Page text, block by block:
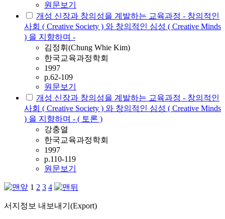
원문보기
개성 신장과 창의성을 계발하는 교육과정 - 창의적인
사회 ( Creative Society ) 와 창의적인 심성 ( Creative Minds
) 을 지향하며 -
김정휘(Chung Whie Kim)
한국교육과정학회
1997
p.62-109
원문보기
개성 신장과 창의성을 계발하는 교육과정 - 창의적인
사회 ( Creative Society ) 와 창의적인 심성 ( Creative Minds
) 을 지향하며 - ( 토론 )
강충열
한국교육과정학회
1997
p.110-119
원문보기
1 2 3 4
서지정보 내보내기(Export)